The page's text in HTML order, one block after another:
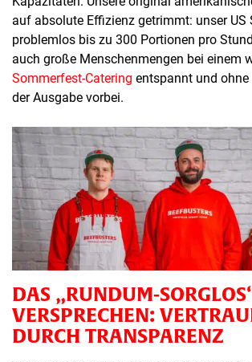
auf absolute Effizienz getrimmt: unser US
problemlos bis zu 300 Portionen pro
auch große Menschenmengen bei einem
Sommerfest-Catering entspannt und
der Ausgabe vorbei.
DAS „RUNDUM-
VERSPRECHEN:
DURCH TRANSPARENZ